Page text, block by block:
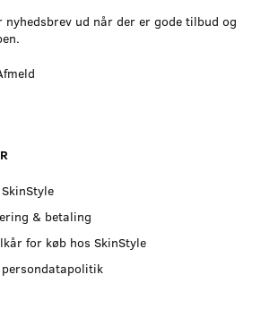
nyhedsbrev ud når der er gode tilbud og
& betaling
for køb hos SkinStyle